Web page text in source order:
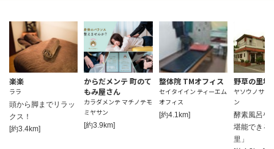
楽楽
ララ
頭から脚までリラッ
クス！
[約3.4km]
からだメンテ 町のて
もみ屋さん
カラダメンテ マチノテモ
ミヤサン
[約3.9km]
整体院 TMオフィス
セイタイイン ティーエム
オフィス
[約4.1km]
野草の里坂
ヤソウノサト
ン
酵素風呂や
堪能できる
里」